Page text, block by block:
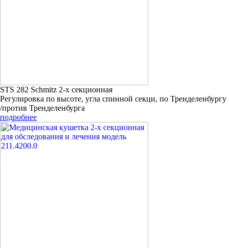
STS 282 Schmitz 2-х секционная
Регулировка по высоте, угла спинной секци, по Тренделенбургу
/против Тренделенбурга
подробнее